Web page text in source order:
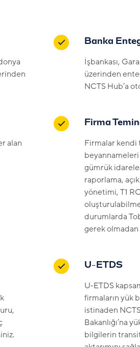
Banka
İşbankası,
üzerinden
NCTS Hub’a
alan
Firma
Firmalar kendi
gümrük
raporlama,
yönetimi, T1
durumlarda
gerek olmadan
U-ETDS
U-ETDS
firmaların yük
istinaden
Bakanlığı’na
bilgilerin